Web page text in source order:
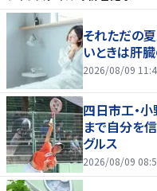
それただの
いときは肝
2026/08/09
四日市工・
まで自分を
グルス
2026/08/09